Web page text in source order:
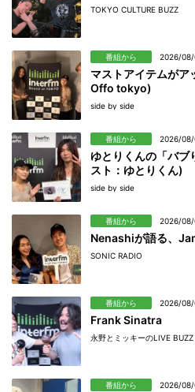
TOKYO CULTURE BUZZ
番組から 2026/
マストアイテムがア
Offo tokyo)
side by side
番組から 2026/
ゆとりくんの「バブ
スト：ゆとりくん)
side by side
番組から 2026/
Nenashiが語る、
SONIC RADIO
番組から 2026/
Frank Sinatra
永野とミッキーのLIVE
番組から 2026/